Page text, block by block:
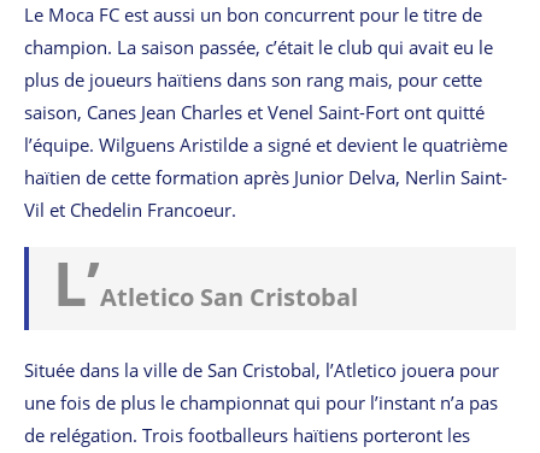
Le Moca FC est aussi un bon concurrent pour le titre de
champion. La saison passée, c’était le club qui avait eu le
plus de joueurs haïtiens dans son rang mais, pour cette
saison, Canes Jean Charles et Venel Saint-Fort ont quitté
l’équipe. Wilguens Aristilde a signé et devient le quatrième
haïtien de cette formation après Junior Delva, Nerlin Saint-
Vil et Chedelin Francoeur.
L’Atletico San Cristobal
Située dans la ville de San Cristobal, l’Atletico jouera pour
une fois de plus le championnat qui pour l’instant n’a pas
de relégation. Trois footballeurs haïtiens porteront les